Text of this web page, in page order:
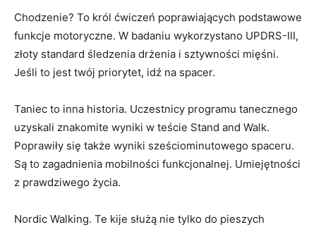
Chodzenie? To król ćwiczeń poprawiających podstawowe
funkcje motoryczne. W badaniu wykorzystano UPDRS-III,
złoty standard śledzenia drżenia i sztywności mięśni.
Jeśli to jest twój priorytet, idź na spacer.
Taniec to inna historia. Uczestnicy programu tanecznego
uzyskali znakomite wyniki w teście Stand and Walk.
Poprawiły się także wyniki sześciominutowego spaceru.
Są to zagadnienia mobilności funkcjonalnej. Umiejętności
z prawdziwego życia.
Nordic Walking. Te kije służą nie tylko do pieszych